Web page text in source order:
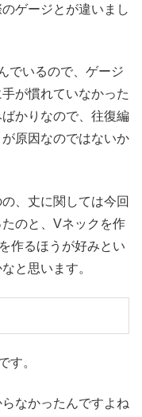
ゲージとが違いまし
でいるので、ゲージ
が慣れていなかった
かりなので、往復編
原因なのではないか
、丈に関しては今回
のと、Vネックを作
作るほうが好みとい
と思います。
す。
なかったんですよね